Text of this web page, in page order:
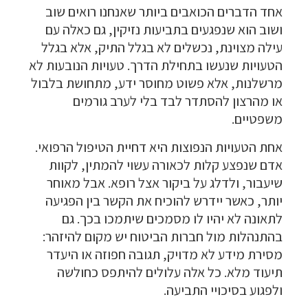
אחד הדברים הכואבים ביותר שאנחנו רואים שוב
ושוב הוא שנפגעים בתביעות נזיקין, גם כאלה עם
עילה מצוינת, נכשלים לא בגלל התיק, אלא בגלל
הטעויות שנעשו בתחילת הדרך. טעויות הנובעות לא
מרשלנות, אלא פשוט מחוסר ידע, מתחושת בלבול
או מהרצון להסתדר לבד בלי לערב גורמים
משפטיים.
אחת הטעויות הנפוצות היא דחיית הטיפול הרפואי.
אדם שנפצע קלות לכאורה עשוי להמתין, לקוות
שיעבור, ולדלג על ביקור אצל רופא. אבל מאוחר
יותר, כאשר יידרש להוכיח את הקשר בין הפגיעה
לתאונה לא יהיו לו מסמכים שיתמכו בכך. גם
בהתנהלות מול חברות הביטוח יש מקום להיזהר:
מסירת מידע לא מדויק, תגובה חפוזה או היעדר
תיעוד מלא. כל אלה עלולים להיתפס כחולשה
ולפגוע בסיכויי התביעה.